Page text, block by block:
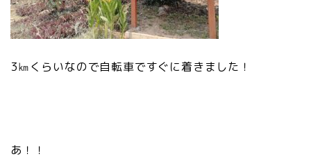
3㎞くらいなので自転車ですぐに着きました！
あ！！